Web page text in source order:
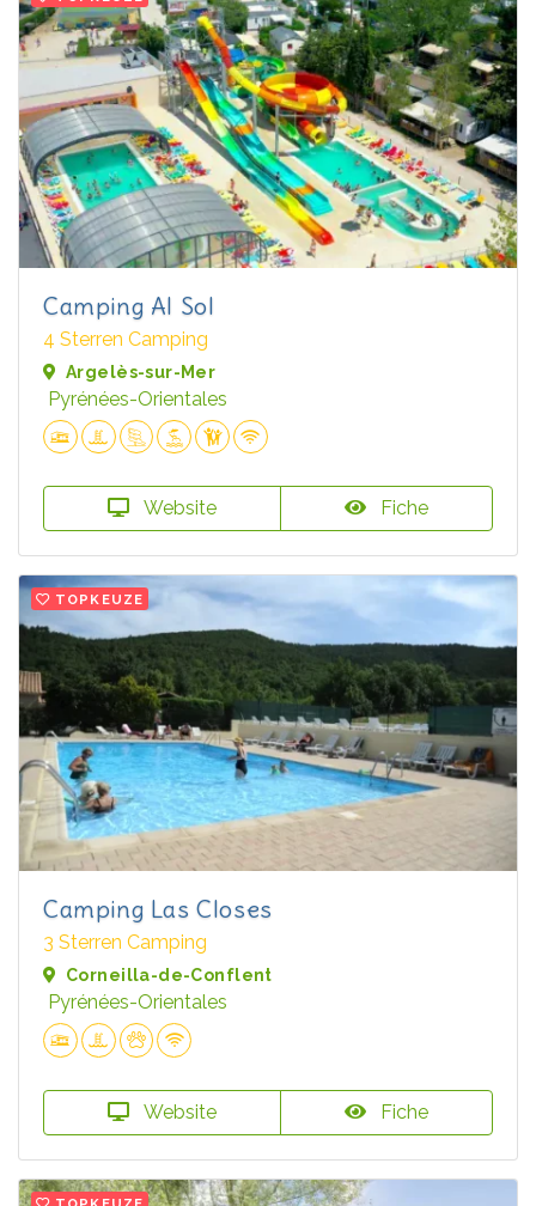
Camping Al Sol
4 Sterren Camping
Argelès-sur-Mer
Pyrénées-Orientales
Website Fiche
TOPKEUZE
Camping Las Closes
3 Sterren Camping
Corneilla-de-Conflent
Pyrénées-Orientales
Website Fiche